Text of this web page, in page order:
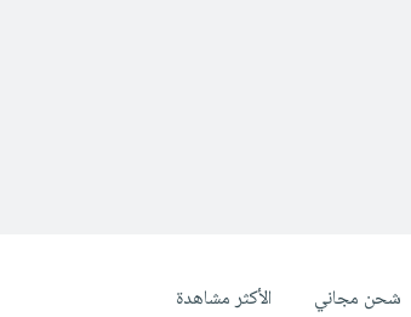
شحن مجاني الأكثر مشاهدة